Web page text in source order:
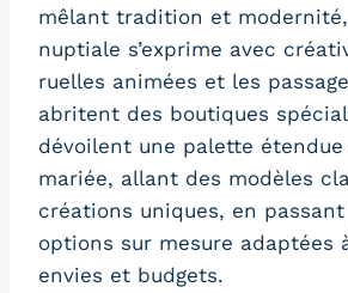
mêlant tradition et
nuptiale s’exprime avec
ruelles animées et les
abritent des boutiques
dévoilent une palette
mariée, allant des modèles
créations uniques, en
options sur mesure adaptées
envies et budgets.